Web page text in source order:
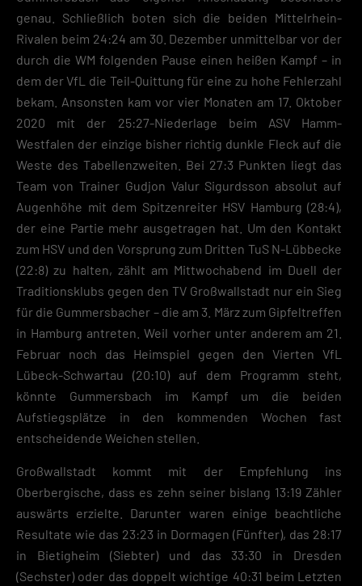
genau. Schließlich boten sich die beiden Mittelrhein-
Rivalen beim 24:24 am 30. Dezember unmittelbar vor der
durch die WM folgenden Pause einen heißen Kampf – in
dem der VfL die Teil-Quittung für eine zu hohe Fehlerzahl
bekam. Ansonsten kam vor vier Monaten am 17. Oktober
2020 mit der 25:27-Niederlage beim ASV Hamm-
Westfalen der einzige bisher richtig dunkle Fleck auf die
Weste des Tabellenzweiten. Bei 27:3 Punkten liegt das
Team von Trainer Gudjon Valur Sigurdsson absolut auf
Augenhöhe mit dem Spitzenreiter HSV Hamburg (28:4),
der eine Partie mehr ausgetragen hat. Um den Kontakt
zum HSV und den Vorsprung zum Dritten TuS N-Lübbecke
(22:8) zu halten, zählt am Mittwochabend im Duell der
Traditionsklubs gegen den TV Großwallstadt nur ein Sieg
für die Gummersbacher – die am 3. März zum Gipfeltreffen
in Hamburg antreten. Weil vorher unter anderem am 21.
Februar noch das Heimspiel gegen den Vierten VfL
Lübeck-Schwartau (20:10) auf dem Programm steht,
könnte Gummersbach im Kampf um die beiden
Aufstiegsplätze in den kommenden Wochen fast
entscheidende Weichen stellen.
Großwallstadt kommt mit der Empfehlung ins
Oberbergische, dass es zehn seiner bislang 13:19 Zähler
auswärts erzielte. Darunter waren einige beachtliche
Resultate wie das 23:23 in Dormagen (Fünfter), das 28:17
in Bietigheim (Siebter) und das 33:30 in Dresden
(Sechster) oder das doppelt wichtige 40:31 beim Letzten
Limited. Hier können personenbezogene Daten verarbeitet werden (z.
verwendeten Cookies findest du unten unter „Cookie-Details“. Weitere
Informationen über die Verwendung deiner Daten findest du in
unsererDatenschutzerklärung.
Mit dem Klick auf „Verstanden“ erklärst du dich mit der Verwendung der
Cookies einverstanden. Wir bitten dich um Verständnis, dass du ohne
Zustimmung zur Cookie-Verwendung unser Angebot nicht nutzen
Wenn du unter 16 Jahre alt bist und deine Zustimmung zu freiwilligen
Diensten geben möchtest, musst du deine Erziehungsberechtigten um
Hier finden Sie eine Übersicht über alle verwendeten Cookies. Sie
Ihre Einwilligung zu ganzen Kategorien geben oder sich weitere
Informationen anzeigen lassen und so nur bestimmte Cookies
Speichern
Zurück
Datenschutzeinstellungen
Essenziell (2)
Essenzielle Cookies ermöglichen grundlegende Funktionen und sind für die